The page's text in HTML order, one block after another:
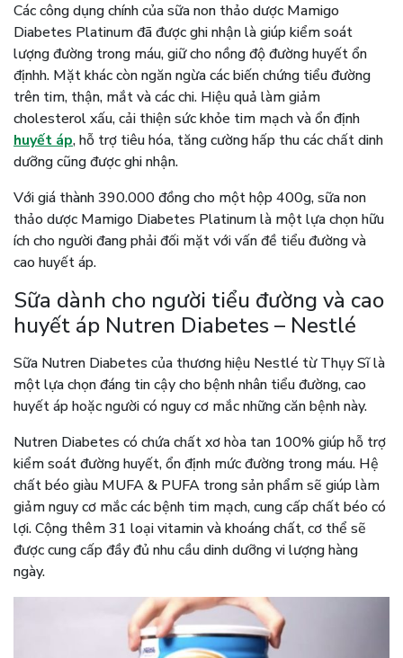
Các công dụng chính của sữa non thảo dược Mamigo
Diabetes Platinum đã được ghi nhận là giúp kiểm soát
lượng đường trong máu, giữ cho nồng độ đường huyết ổn
địnhh. Mặt khác còn ngăn ngừa các biến chứng tiểu đường
trên tim, thận, mắt và các chi. Hiệu quả làm giảm
cholesterol xấu, cải thiện sức khỏe tim mạch và ổn định
huyết áp, hỗ trợ tiêu hóa, tăng cường hấp thu các chất dinh
dưỡng cũng được ghi nhận.
Với giá thành 390.000 đồng cho một hộp 400g, sữa non
thảo dược Mamigo Diabetes Platinum là một lựa chọn hữu
ích cho người đang phải đối mặt với vấn đề tiểu đường và
cao huyết áp.
Sữa dành cho người tiểu đường và cao
huyết áp Nutren Diabetes – Nestlé
Sữa Nutren Diabetes của thương hiệu Nestlé từ Thụy Sĩ là
một lựa chọn đáng tin cậy cho bệnh nhân tiểu đường, cao
huyết áp hoặc người có nguy cơ mắc những căn bệnh này.
Nutren Diabetes có chứa chất xơ hòa tan 100% giúp hỗ trợ
kiểm soát đường huyết, ổn định mức đường trong máu. Hệ
chất béo giàu MUFA & PUFA trong sản phẩm sẽ giúp làm
giảm nguy cơ mắc các bệnh tim mạch, cung cấp chất béo có
lợi. Cộng thêm 31 loại vitamin và khoáng chất, cơ thể sẽ
được cung cấp đầy đủ nhu cầu dinh dưỡng vi lượng hàng
ngày.